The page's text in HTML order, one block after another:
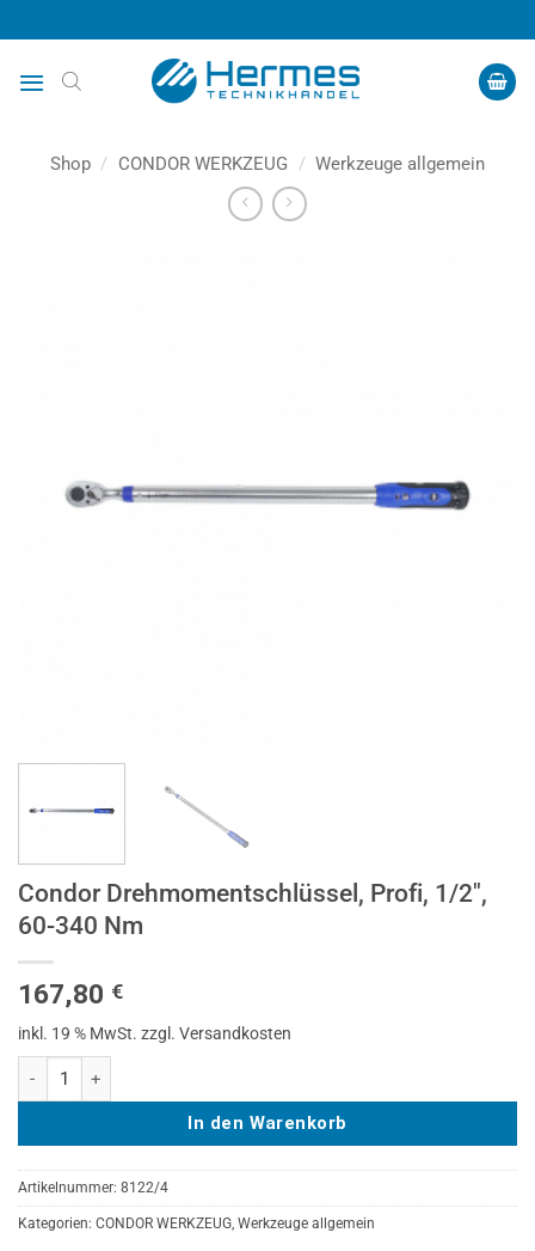
Inhalt
springen
Shop / CONDOR WERKZEUG / Werkzeuge allgemein
Condor Drehmomentschlüssel, Profi, 1/2″,
60-340 Nm
167,80 €
inkl. 19 % MwSt. zzgl. Versandkosten
In den Warenkorb
Artikelnummer: 8122/4
Kategorien: CONDOR WERKZEUG, Werkzeuge allgemein